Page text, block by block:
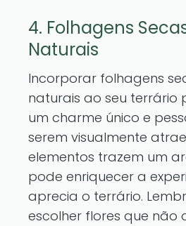
4. Folhagens
Naturais
Incorporar folhagens
naturais ao seu terrário
um charme único e
serem visualmente
elementos trazem um
pode enriquecer a
aprecia o terrário.
escolher flores que não